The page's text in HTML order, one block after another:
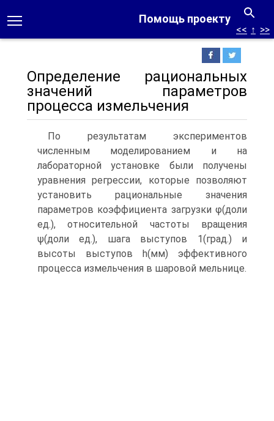
Помощь проекту
<< ↑ >>
Определение рациональных
значений параметров
процесса измельчения
По результатам экспериментов
численным моделированием и на
лабораторной установке были получены
уравнения регрессии, которые позволяют
установить рациональные значения
параметров коэффициента загрузки φ(доли
ед.), относи­тельной частоты вращения
ψ(доли ед.), шага выступов 1(град.) и
высоты высту­пов h(мм) эффективного
процесса измельчения в шаровой мельнице.